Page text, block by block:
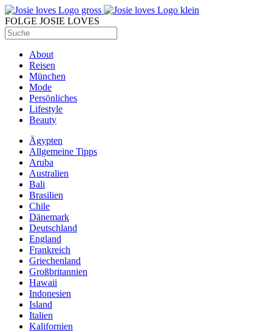
FOLGE JOSIE LOVES
About
Reisen
München
Mode
Persönliches
Lifestyle
Beauty
Ägypten
Allgemeine Tipps
Aruba
Australien
Bali
Brasilien
Chile
Dänemark
Deutschland
England
Frankreich
Griechenland
Großbritannien
Hawaii
Indonesien
Island
Italien
Kalifornien